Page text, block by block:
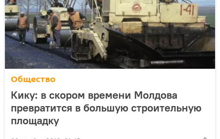
Общество
Кику: в скором времени Молдова
превратится в большую строительную
площадку